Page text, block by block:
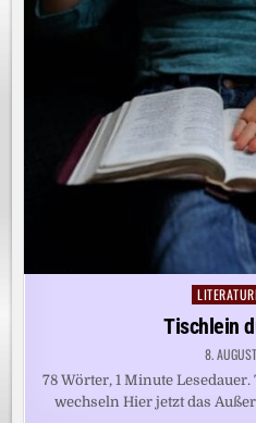
Posted
in
Tischlein
8.
78 Wörter, 1 Minute
wechseln Hier jetzt das